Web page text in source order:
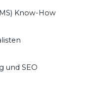
Know-How
und SEO